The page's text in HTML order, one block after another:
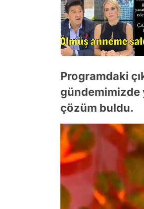
Programdaki
gündemimizde
çözüm buldu.